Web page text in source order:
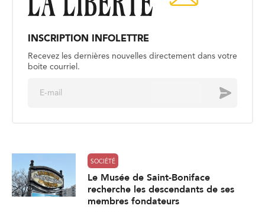
INSCRIPTION INFOLETTRE
Recevez les dernières nouvelles directement dans votre
boite courriel.
Envoyer
SOCIÉTÉ
Le Musée de Saint-Boniface
recherche les descendants de ses
membres fondateurs